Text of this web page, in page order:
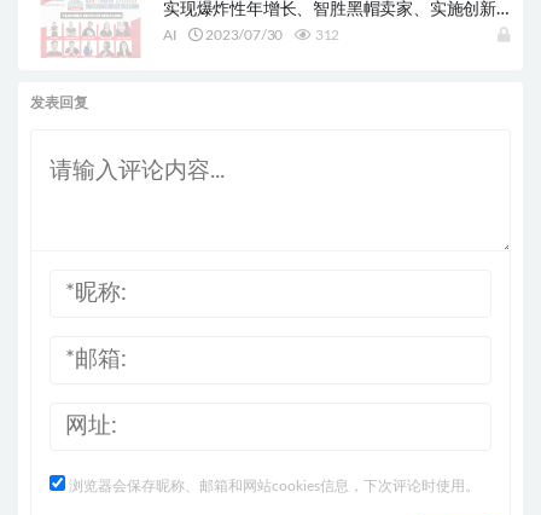
实现爆炸性年增长、智胜黑帽卖家、实施创新
的PPC策略、构建有利可图的电子邮件列表、利
AI 2023/07/30 312
发表回复
浏览器会保存昵称、邮箱和网站cookies信息，下次评论时使用。